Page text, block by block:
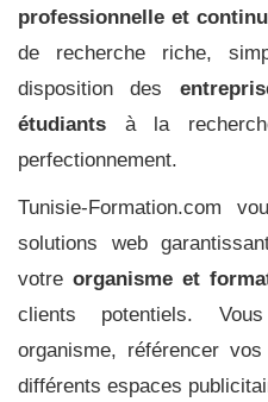
professionnelle et
de recherche riche,
disposition des
étudiants à la
perfectionnement.
Tunisie-Formation.com
solutions web
votre organisme et
clients potentiels.
organisme, référencer vos
différents espaces